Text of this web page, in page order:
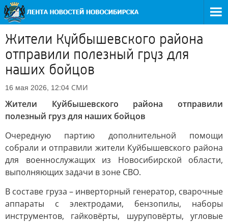
Жители Куйбышевского района
отправили полезный груз для
наших бойцов
16 мая 2026, 12:04 СМИ
Жители Куйбышевского района отправили
полезный груз для наших бойцов
Очередную партию дополнительной помощи
собрали и отправили жители Куйбышевского района
для военнослужащих из Новосибирской области,
выполняющих задачи в зоне СВО.
В составе груза – инверторный генератор, сварочные
аппараты с электродами, бензопилы, наборы
инструментов, гайковёрты, шуруповёрты, угловые